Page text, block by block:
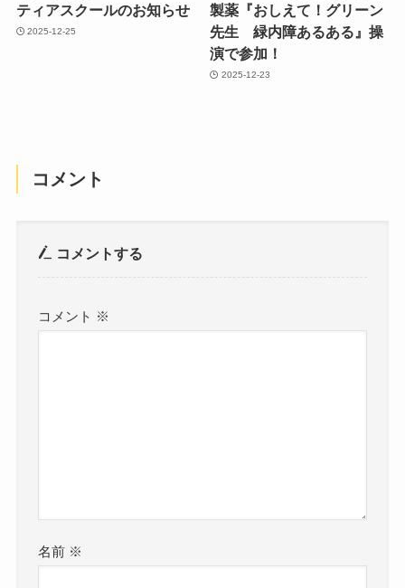
ティアスクールのお知らせ
2025-12-25
製薬『おしえて！グリーン
先生 緑内障あるある』操
演で参加！
2025-12-23
コメント
コメントする
コメント ※
名前 ※